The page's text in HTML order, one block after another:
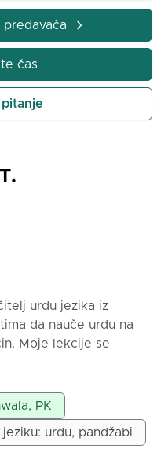
čas
urdu jezika iz
da nauče urdu na
Moje lekcije se
i gramatiku kako
i savršen za
za decu i odrasle u
učenja. Ako želite da
PK
jeziku: urdu, pandžabi